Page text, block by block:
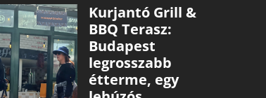
Kurjantó Grill &
BBQ Terasz:
Budapest
legrosszabb
étterme, egy